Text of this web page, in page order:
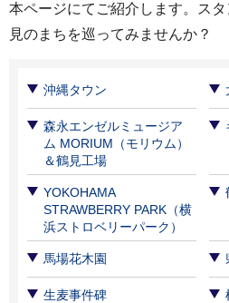
本ページにてご紹介します。ス
見のまちを巡ってみませんか？
沖縄タウン
森永エンゼルミュージア
ム MORIUM（モリウム）
＆鶴見工場
YOKOHAMA
STRAWBERRY PARK（横
浜ストロベリーパーク）
馬場花木園
生麦事件碑